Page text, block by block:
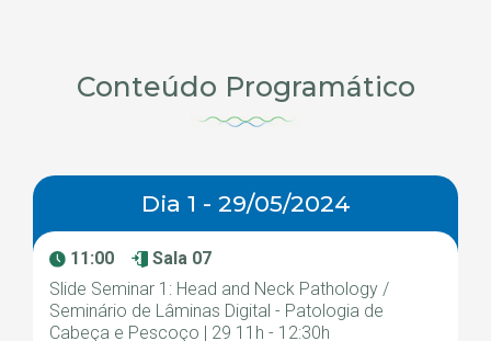
Conteúdo Programático
Dia 1 - 29/05/2024
11:00
Sala 07
Slide Seminar 1: Head and Neck Pathology /
Seminário de Lâminas Digital - Patologia de
Cabeça e Pescoço | 29 11h - 12:30h